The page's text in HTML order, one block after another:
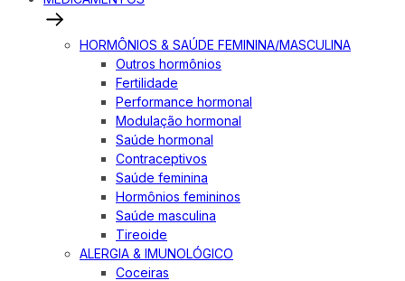
HORMÔNIOS & SAÚDE FEMININA/MASCULINA
Outros hormônios
Fertilidade
Performance hormonal
Modulação hormonal
Saúde hormonal
Contraceptivos
Saúde feminina
Hormônios femininos
Saúde masculina
Tireoide
ALERGIA & IMUNOLÓGICO
Coceiras